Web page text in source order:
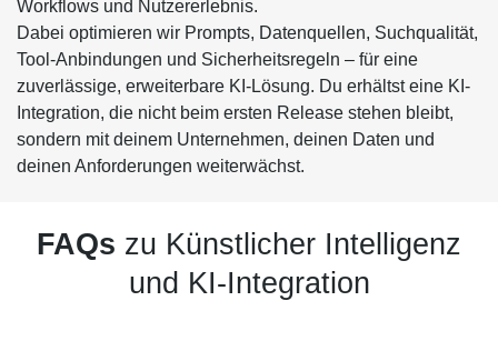
Workflows und Nutzererlebnis.
Dabei optimieren wir Prompts, Datenquellen, Suchqualität,
Tool-Anbindungen und Sicherheitsregeln – für eine
zuverlässige, erweiterbare KI-Lösung. Du erhältst eine KI-
Integration, die nicht beim ersten Release stehen bleibt,
sondern mit deinem Unternehmen, deinen Daten und
deinen Anforderungen weiterwächst.
FAQs zu Künstlicher Intelligenz
und KI-Integration